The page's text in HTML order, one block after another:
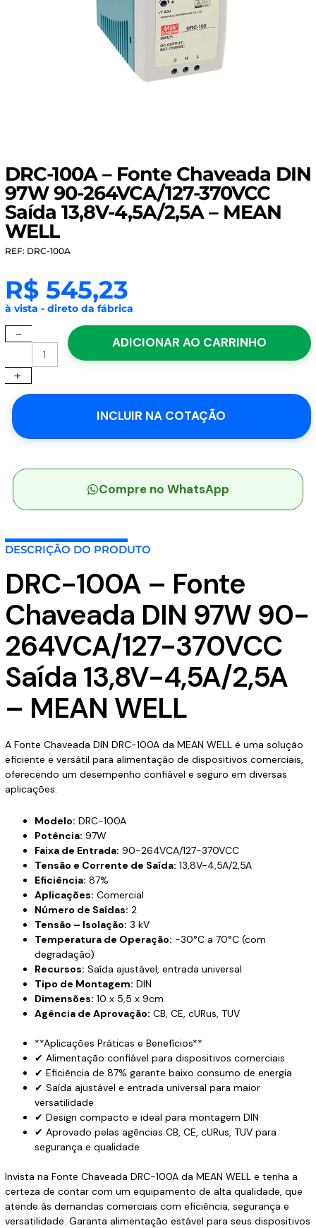
DRC-100A – Fonte Chaveada DIN
97W 90-264VCA/127-370VCC
Saída 13,8V-4,5A/2,5A – MEAN
WELL
REF: DRC-100A
R$545,23
à vista - direto da fábrica
-
DRC-
Fonte
Chaveada
DIN
97W
90-
370VCC
13,8V-
MEAN
quantidade
+
ADICIONAR AO CARRINHO
INCLUIR NA COTAÇÃO
Compre no WhatsApp
DESCRIÇÃO DO PRODUTO
DRC-100A – Fonte
Chaveada DIN 97W 90-
264VCA/127-370VCC
Saída 13,8V-4,5A/2,5A
– MEAN WELL
A Fonte Chaveada DIN DRC-100A da MEAN WELL é uma solução
eficiente e versátil para alimentação de dispositivos comerciais,
oferecendo um desempenho confiável e seguro em diversas
aplicações.
Modelo: DRC-100A
Potência: 97W
Faixa de Entrada: 90-264VCA/127-370VCC
Tensão e Corrente de Saída: 13,8V-4,5A/2,5A
Eficiência: 87%
Aplicações: Comercial
Número de Saídas: 2
Tensão – Isolação: 3 kV
Temperatura de Operação: -30°C a 70°C (com
degradação)
Recursos: Saída ajustável, entrada universal
Tipo de Montagem: DIN
Dimensões: 10 x 5,5 x 9cm
Agência de Aprovação: CB, CE, cURus, TUV
**Aplicações Práticas e Benefícios**
✔ Alimentação confiável para dispositivos comerciais
✔ Eficiência de 87% garante baixo consumo de energia
✔ Saída ajustável e entrada universal para maior
versatilidade
✔ Design compacto e ideal para montagem DIN
✔ Aprovado pelas agências CB, CE, cURus, TUV para
segurança e qualidade
Invista na Fonte Chaveada DRC-100A da MEAN WELL e tenha a
certeza de contar com um equipamento de alta qualidade, que
atende às demandas comerciais com eficiência, segurança e
versatilidade. Garanta alimentação estável para seus dispositivos